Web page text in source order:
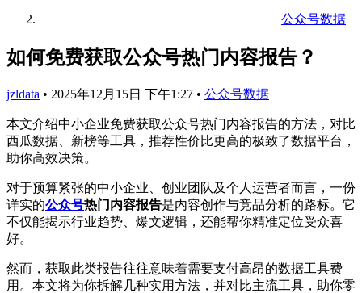
公众号数据
如何免费获取公众号热门内容报告？
jzldata • 2025年12月15日 下午1:27 • 公众号数据
本文介绍中小企业免费获取公众号热门内容报告的方法，对比
西瓜数据、新榜等工具，推荐性价比更高的极致了数据平台，
助你高效决策。
对于预算紧张的中小企业、创业团队及个人运营者而言，一份
详实的公众号热门内容报告是内容创作与竞品分析的路标。它
不仅能揭示行业趋势、爆文逻辑，还能帮你精准定位受众喜
好。
然而，获取此类报告往往意味着需要支付高昂的数据工具费
用。本文将为你拆解几种实用方法，并对比主流工具，助你零